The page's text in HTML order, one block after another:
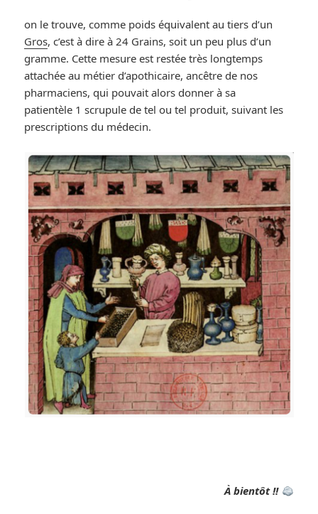
on le trouve, comme poids équivalent au tiers d’un
Gros, c’est à dire à 24 Grains, soit un peu plus d’un
gramme. Cette mesure est restée très longtemps
attachée au métier d’apothicaire, ancêtre de nos
pharmaciens, qui pouvait alors donner à sa
patientèle 1 scrupule de tel ou tel produit, suivant les
prescriptions du médecin.
À bientôt !!